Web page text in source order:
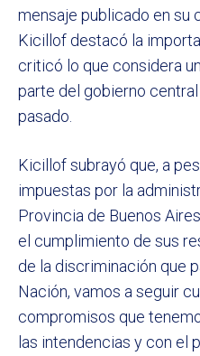
mensaje publicado en su
Kicillof destacó la
criticó lo que considera
parte del gobierno
pasado.
Kicillof subrayó que, a
impuestas por la
Provincia de Buenos
el cumplimiento de sus
de la discriminación que
Nación, vamos a seguir
compromisos que
las intendencias y con el